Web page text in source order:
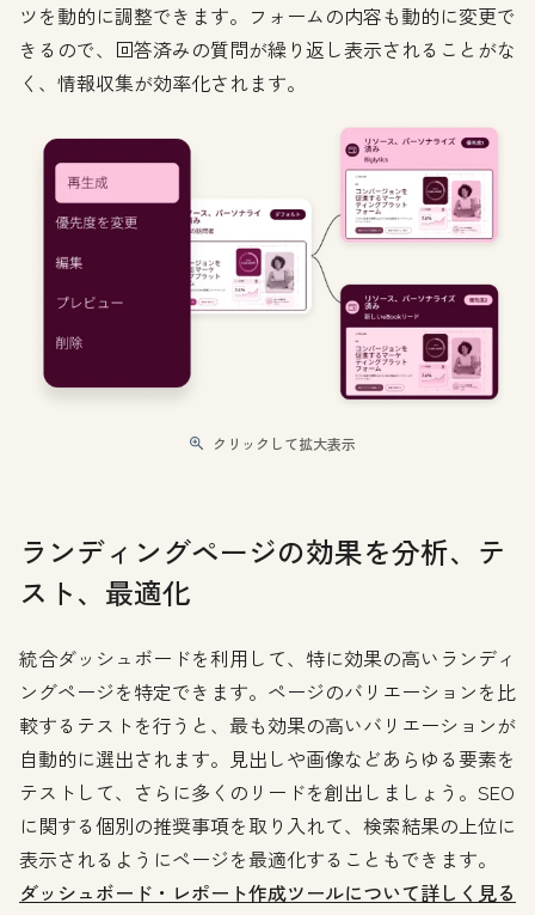
ツを動的に調整できます。フォームの内容も動的に変更で
きるので、回答済みの質問が繰り返し表示されることがな
く、情報収集が効率化されます。
クリックして拡大表示
ランディングページの効果を分析、テ
スト、最適化
統合ダッシュボードを利用して、特に効果の高いランディ
ングページを特定できます。ページのバリエーションを比
較するテストを行うと、最も効果の高いバリエーションが
自動的に選出されます。見出しや画像などあらゆる要素を
テストして、さらに多くのリードを創出しましょう。SEO
に関する個別の推奨事項を取り入れて、検索結果の上位に
表示されるようにページを最適化することもできます。
ダッシュボード・レポート作成ツールについて詳しく見る